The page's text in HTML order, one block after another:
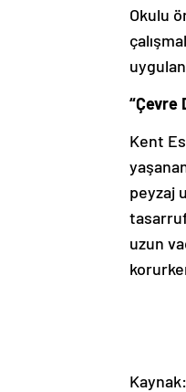
Okulu
“Çevre
Kent
peyzaj
uzun